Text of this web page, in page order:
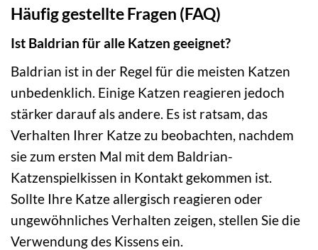
Häufig gestellte Fragen (FAQ)
Ist Baldrian für alle Katzen geeignet?
Baldrian ist in der Regel für die meisten Katzen
unbedenklich. Einige Katzen reagieren jedoch
stärker darauf als andere. Es ist ratsam, das
Verhalten Ihrer Katze zu beobachten, nachdem
sie zum ersten Mal mit dem Baldrian-
Katzenspielkissen in Kontakt gekommen ist.
Sollte Ihre Katze allergisch reagieren oder
ungewöhnliches Verhalten zeigen, stellen Sie die
Verwendung des Kissens ein.